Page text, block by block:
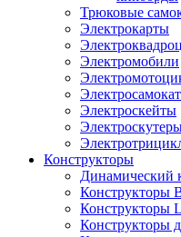
Трюковые
Электрокарты
Электромобили
Электроскейты
Конструкторы
Динамический
Конструкторы
Конструкторы
Конструкторы